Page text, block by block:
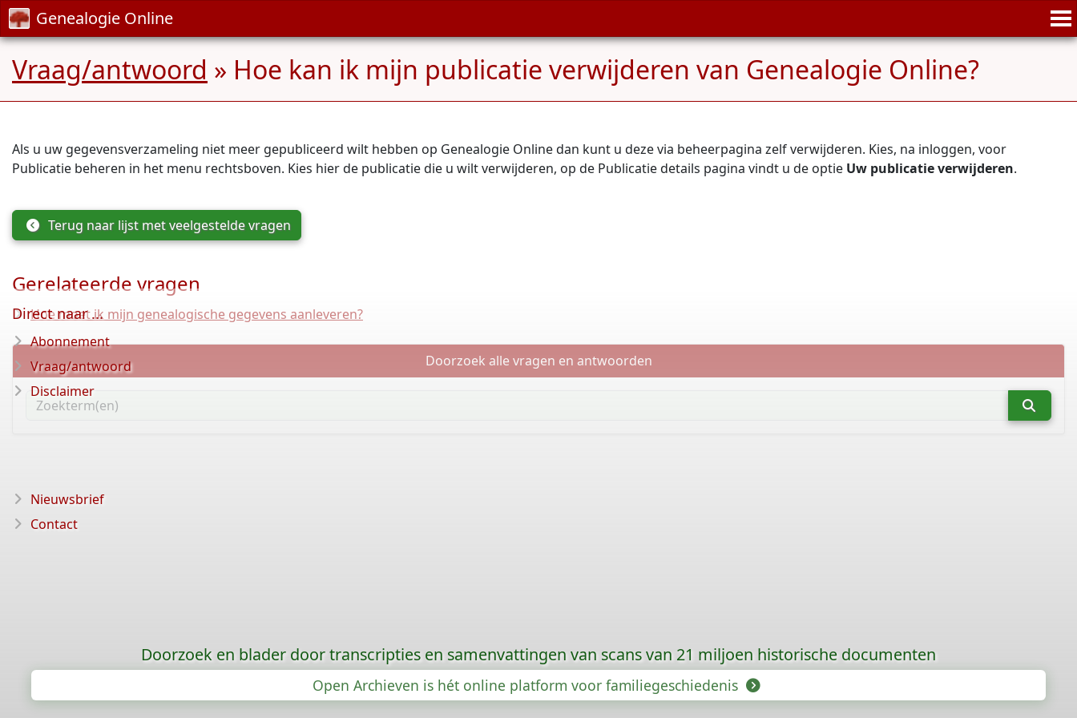
Genealogie Online
Vraag/antwoord » Hoe kan ik mijn publicatie verwijderen van Genealogie Online?
Als u uw gegevensverzameling niet meer gepubliceerd wilt hebben op Genealogie Online dan kunt u deze via beheerpagina zelf verwijderen. Kies, na inloggen, voor
Publicatie beheren in het menu rechtsboven. Kies hier de publicatie die u wilt verwijderen, op de Publicatie details pagina vindt u de optie Uw publicatie verwijderen.
Terug naar lijst met veelgestelde vragen
Gerelateerde vragen
Hoe moet ik mijn genealogische gegevens aanleveren?
Doorzoek alle vragen en antwoorden
Direct naar ...
Abonnement
Vraag/antwoord
Disclaimer
Nieuwsbrief
Contact
Doorzoek en blader door transcripties en samenvattingen van scans van 21 miljoen historische documenten
Open Archieven is hét online platform voor familiegeschiedenis